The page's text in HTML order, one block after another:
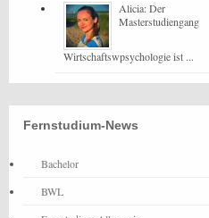
Alicia: Der
Masterstudiengang
Wirtschaftswpsychologie ist ...
Fernstudium-News
Bachelor
BWL